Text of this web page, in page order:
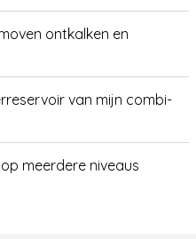
ontkalken en
van mijn combi-
meerdere niveaus